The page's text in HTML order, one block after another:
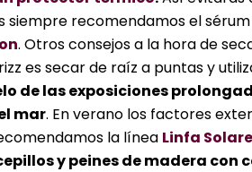
siempre recomendamos el
. Otros consejos a la hora de
es secar de raíz a puntas y
de las exposiciones
mar. En verano los factores
la línea Linfa
y peines de madera con